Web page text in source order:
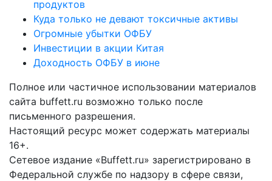
продуктов
Куда только не девают токсичные активы
Огромные убытки ОФБУ
Инвестиции в акции Китая
Доходность ОФБУ в июне
Полное или частичное использовании материалов
сайта buffett.ru возможно только после
письменного разрешения.
Настоящий ресурс может содержать материалы
16+.
Сетевое издание «Buffett.ru» зарегистрировано в
Федеральной службе по надзору в сфере связи,